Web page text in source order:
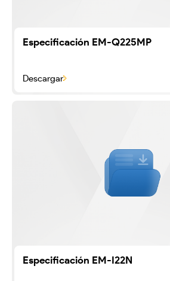
Especificación EM-Q225MP
Descargar
Especificación EM-I22N